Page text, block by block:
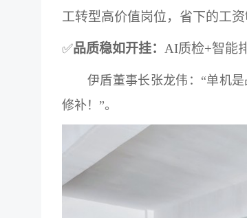
工转型高价值岗位，省下的工资
✅品质稳如开挂： AI质检+智能
伊盾董事长张龙伟：“单机
修补！”。